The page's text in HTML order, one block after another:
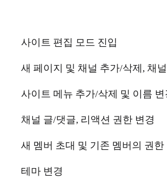
사이트 편집 모드 진입
새 페이지 및 채널 추가/삭제, 채
사이트 메뉴 추가/삭제 및 이름 변
채널 글/댓글, 리액션 권한 변경
새 멤버 초대 및 기존 멤버의 권한
테마 변경